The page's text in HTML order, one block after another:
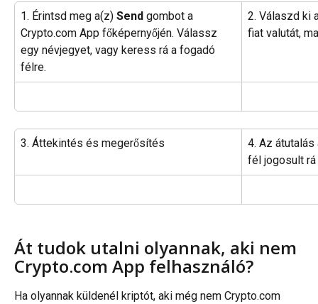
1. Érintsd meg a(z) Send gombot a
Crypto.com App főképernyőjén. Válassz
egy névjegyet, vagy keress rá a fogadó
félre.
2. Válaszd ki
fiat valutát,
3. Áttekintés és megerősítés
4. Az
fél jogosult rá
Át tudok utalni olyannak, aki nem
Crypto.com App felhasználó?
Ha olyannak küldenél kriptót, aki még nem Crypto.com